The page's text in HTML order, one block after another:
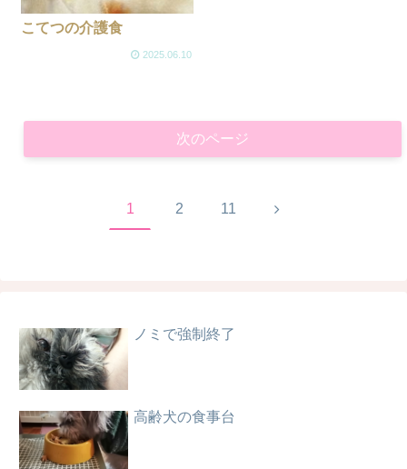
こてつの介護食
2025.06.10
次のページ
1 2 11 次
ノミで強制終了
高齢犬の食事台